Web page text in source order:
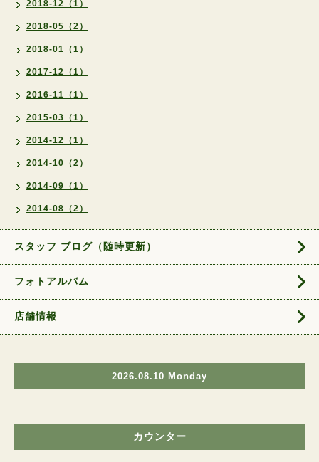
2018-12（1）
2018-05（2）
2018-01（1）
2017-12（1）
2016-11（1）
2015-03（1）
2014-12（1）
2014-10（2）
2014-09（1）
2014-08（2）
スタッフ ブログ（随時更新）
フォトアルバム
店舗情報
2026.08.10 Monday
カウンター